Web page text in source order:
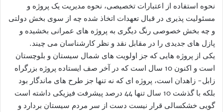
نحوه استفاده از اعتبارات تخصیصی، نحوه مدیریت یک پروژه و
مسئولیت پذیری در قبال تعهدات اتخاذ شده چه از سوی بخش دولتی
و چه بخش خصوصی رنگ دیگری به پروژه های عمرانی بخشیده و
پازل های جدیدی را در مقابل نقد و نظر کارشناسان می چیند.
یکی از پروژه هایی که جز اولویت های شمال سیستان و بلوچستان
است و اکنون 10 سال است که در آخر صف ایستاده پروژه بزرگراه
زابل- زاهدان است، پروژه ای که نه تنها جز طرح های ماندگار بود
بلکه با گذشت 10 سال تنها 44 درصد پیشرفت فیزیکی داشته است
گویی خشکسالی قرار نیست دست از سر مردم سیستان بردارد و